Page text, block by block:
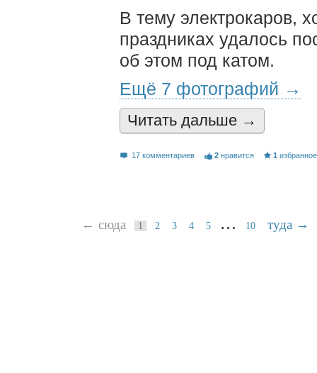
В тему электрокаров,
праздниках удалось
об этом под катом.
Ещё 7 фотографий →
Читать дальшe →
17 комментариев 2 нравится 1 избранное
← сюда 1 2 3 4 5 … 10 туда →